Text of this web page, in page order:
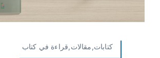
كتابات,مقالات,قراءة في كتاب